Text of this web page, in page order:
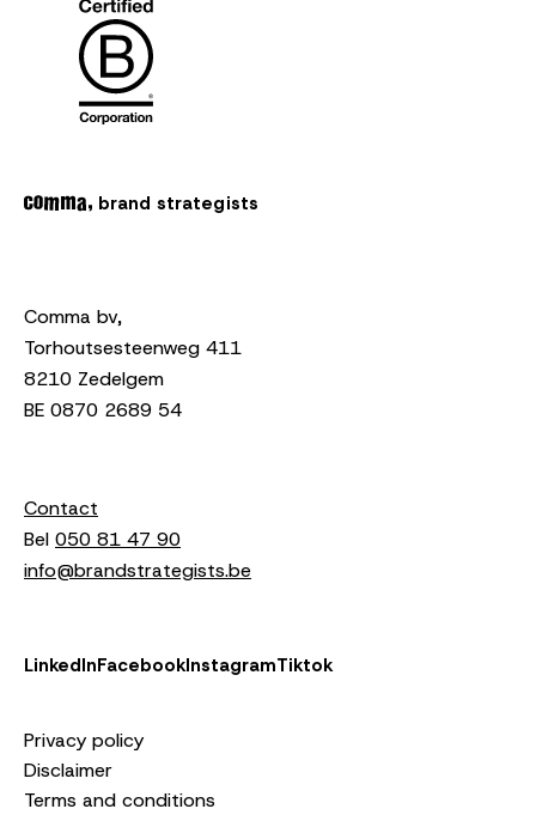
brand strategists
Comma bv,
Torhoutsesteenweg 411
8210 Zedelgem
BE 0870 2689 54
Contact
Bel 050 81 47 90
info@brandstrategists.be
LinkedInFacebookInstagramTiktok
Privacy policy
Disclaimer
Terms and conditions